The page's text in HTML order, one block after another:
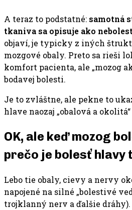
A teraz to podstatné: samotná
tkaniva sa opisuje ako
objaví, je typicky z iných
mozgové obaly. Preto sa rieši
komfort pacienta, ale „mozog
bodavej bolesti.
Je to zvláštne, ale pekne to
hlave naozaj „obalová a
OK, ale keď mozog
prečo je bolesť hlavy
Lebo tie obaly, cievy a nervy
napojené na silné „bolestivé
trojklanný nerv a ďalšie